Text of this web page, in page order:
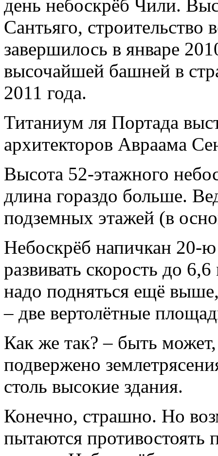
день небоскрёб Чили.
Сантьяго, строительство
завершилось в январе
высочайшей башней в
2011 года.
Титаниум ля Портада
архитекторов Авраама
Высота 52-этажного
длина гораздо больше.
подземных этажей (в
Небоскрёб напичкан 20-
развивать скорость до
надо подняться ещё
– две вертолётные
Как же так? – быть
подвержено
столь высокие здания.
Конечно, страшно. Но
пытаются противостоять